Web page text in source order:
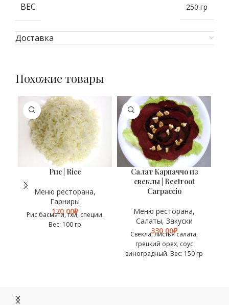
ВЕС
250 гр
Доставка
Похожие товары
100 гр
Рис | Rice
Меню ресторана,
Гарниры
₽
Рис басмати, гхи, специи.
Вес: 100 гр
ВЕС 150 гр
Салат Карпаччо из
свеклы | Beetroot
Carpaccio
Меню ресторана,
Салаты, Закуски
₽
Свекла, листья салата,
грецкий орех, соус
виноградный. Вес: 150 гр